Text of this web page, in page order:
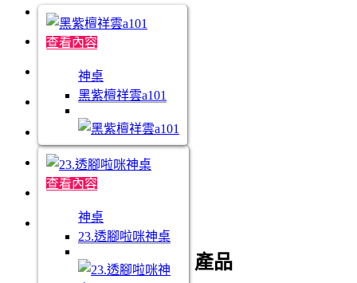
查看內容
神桌
黑紫檀祥雲a101
查看內容
神桌
23.透腳啦咪神桌
產品